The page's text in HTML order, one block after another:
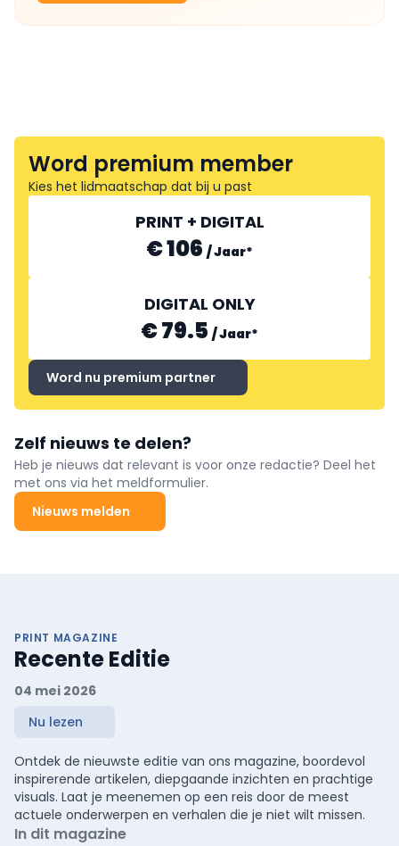
Word premium member
Kies het lidmaatschap dat bij u past
PRINT + DIGITAL
€ 106 /Jaar*
DIGITAL ONLY
€ 79.5 /Jaar*
Word nu premium partner
Zelf nieuws te delen?
Heb je nieuws dat relevant is voor onze redactie? Deel het
met ons via het meldformulier.
Nieuws melden
PRINT MAGAZINE
Recente Editie
04 mei 2026
Nu lezen
Ontdek de nieuwste editie van ons magazine, boordevol
inspirerende artikelen, diepgaande inzichten en prachtige
visuals. Laat je meenemen op een reis door de meest
actuele onderwerpen en verhalen die je niet wilt missen.
In dit magazine